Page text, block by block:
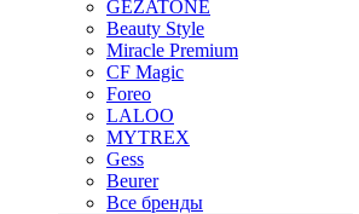
GEZATONE
Beauty Style
Miracle Premium
CF Magic
Foreo
LALOO
MYTREX
Gess
Beurer
Все бренды